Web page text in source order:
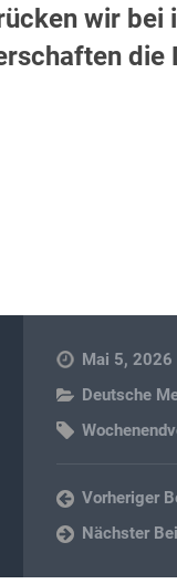
wir bei
die
Mai 5, 2026
Deutsche
Vorheriger
Nächster